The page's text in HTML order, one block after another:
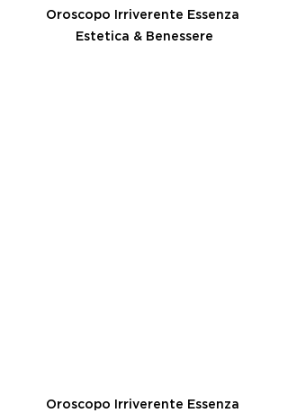
Oroscopo Irriverente Essenza
Estetica & Benessere
Oroscopo Irriverente Essenza